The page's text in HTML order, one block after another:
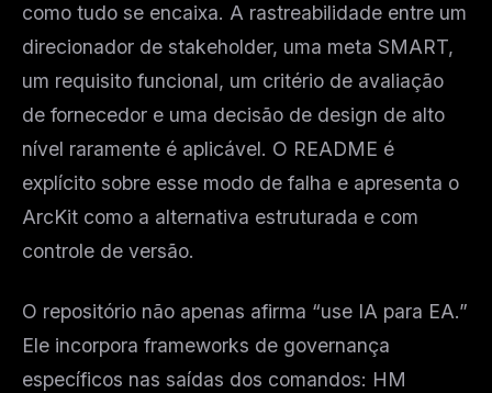
como tudo se encaixa. A rastreabilidade entre um
direcionador de stakeholder, uma meta SMART,
um requisito funcional, um critério de avaliação
de fornecedor e uma decisão de design de alto
nível raramente é aplicável. O README é
explícito sobre esse modo de falha e apresenta o
ArcKit como a alternativa estruturada e com
controle de versão.
O repositório não apenas afirma “use IA para EA.”
Ele incorpora frameworks de governança
específicos nas saídas dos comandos: HM